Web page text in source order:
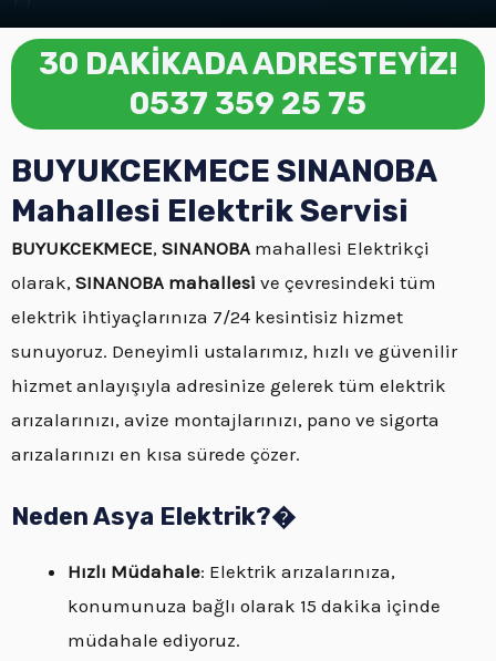
30 DAKİKADA ADRESTEYİZ!
0537 359 25 75
BUYUKCEKMECE SINANOBA
Mahallesi Elektrik Servisi
BUYUKCEKMECE, SINANOBA mahallesi Elektrikçi
olarak, SINANOBA mahallesi ve çevresindeki tüm
elektrik ihtiyaçlarınıza 7/24 kesintisiz hizmet
sunuyoruz. Deneyimli ustalarımız, hızlı ve güvenilir
hizmet anlayışıyla adresinize gelerek tüm elektrik
arızalarınızı, avize montajlarınızı, pano ve sigorta
arızalarınızı en kısa sürede çözer.
Neden Asya Elektrik?�
Hızlı Müdahale: Elektrik arızalarınıza,
konumunuza bağlı olarak 15 dakika içinde
müdahale ediyoruz.